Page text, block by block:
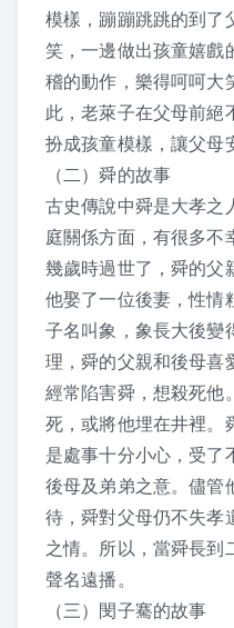
2018 敬老節
2017 敬老節
2016 敬老節
2015 敬老節照
迴響
一份最好的禮
我們能給孩子
生活中的弟子規
2016懷少節
弟子規教案
模樣，蹦蹦跳跳的到了
笑，一邊做出孩童嬉戲
稽的動作，樂得呵呵大
此，老萊子在父母前絕
扮成孩童模樣，讓父母
（二）舜的故事
古史傳說中舜是大孝之
庭關係方面，有很多不
幾歲時過世了，舜的父
他娶了一位後妻，性情
子名叫象，象長大後變
理，舜的父親和後母喜
經常陷害舜，想殺死他
死，或將他埋在井裡。
是處事十分小心，受了
後母及弟弟之意。儘管
待，舜對父母仍不失孝
之情。所以，當舜長到
聲名遠播。
（三）閔子騫的故事